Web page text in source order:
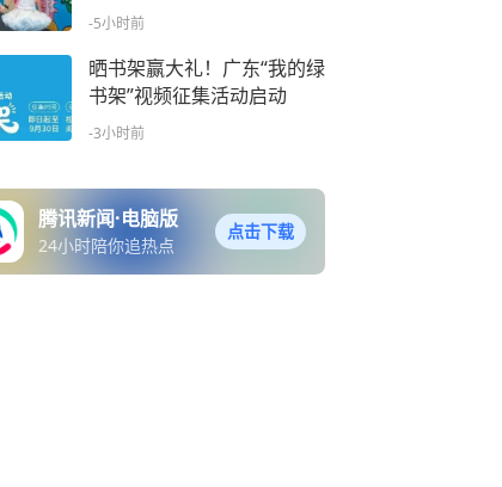
-5小时前
晒书架赢大礼！广东“我的绿
书架”视频征集活动启动
-3小时前
腾讯新闻·电脑版
24小时陪你追热点
点击下载